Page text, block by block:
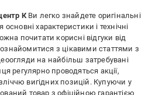
КВи легко знайдете оригінальні
основні характеристики і технічні
почитати корисні відгуки від
з цікавими статтями з
на найбільш затребувані
регулярно проводяться акції,
вигідних позицій. Купуючи у
товар з офіційною гарантією